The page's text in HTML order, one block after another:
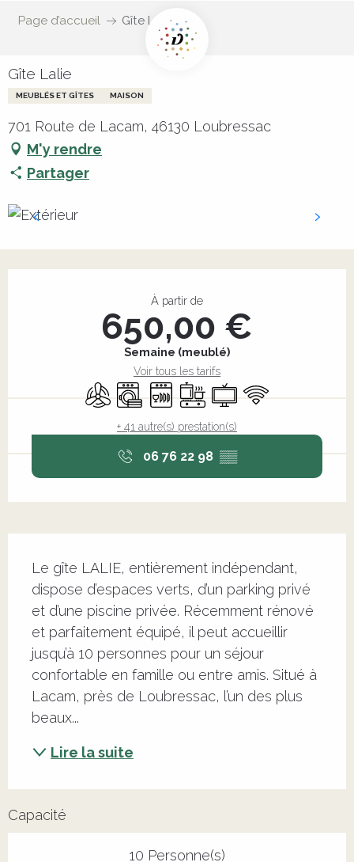
Page d’accueil Gîte Lalie
Gîte Lalie
MEUBLÉS ET GÎTES MAISON
701 Route de Lacam, 46130 Loubressac
M'y rendre
Partager
À partir de
650,00 €
Semaine (meublé)
Voir tous les tarifs
Air conditionné
Lave lingeLave vaisselle
Plaque de cuisson
Télévision
WiFi
+ 41 autre(s) prestation(s)
06 76 22 98 ▒▒
Le gîte LALIE, entièrement indépendant,
dispose d’espaces verts, d’un parking privé
et d’une piscine privée. Récemment rénové
et parfaitement équipé, il peut accueillir
jusqu’à 10 personnes pour un séjour
confortable en famille ou entre amis. Situé à
Lacam, près de Loubressac, l’un des plus
beaux...
Lire la suite
Capacité
10 Personne(s)